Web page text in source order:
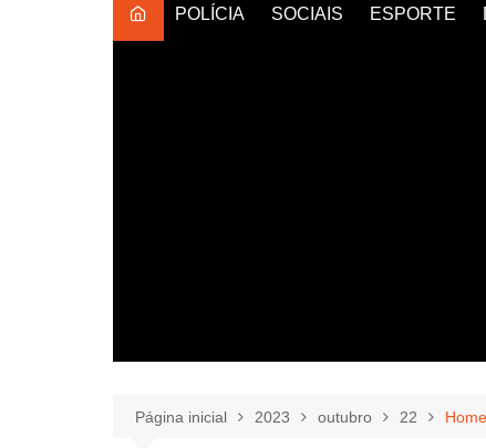
POLÍCIA SOCIAIS ESPORTE
Página inicial 2023 outubro 22